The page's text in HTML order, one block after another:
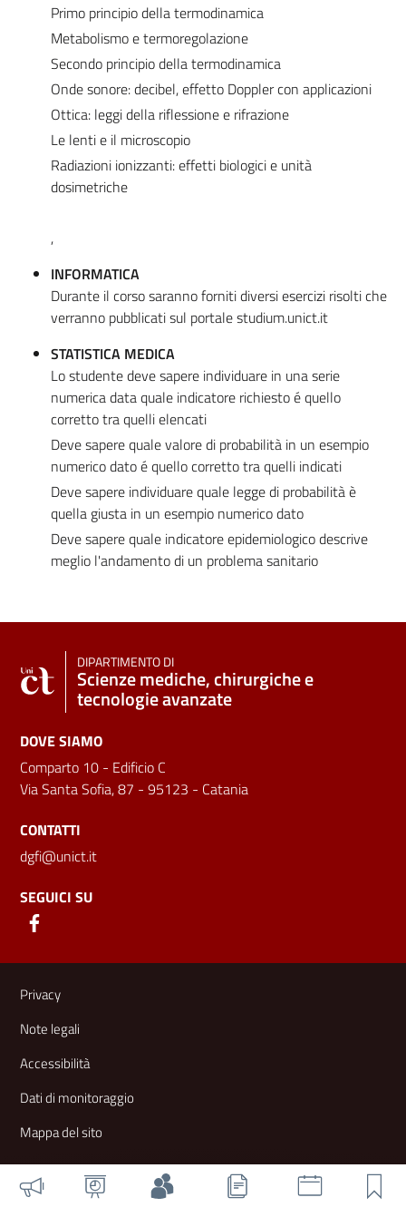
Primo principio della termodinamica
Metabolismo e termoregolazione
Secondo principio della termodinamica
Onde sonore: decibel, effetto Doppler con applicazioni
Ottica: leggi della riflessione e rifrazione
Le lenti e il microscopio
Radiazioni ionizzanti: effetti biologici e unità
dosimetriche
,
INFORMATICA
Durante il corso saranno forniti diversi esercizi risolti che
verranno pubblicati sul portale studium.unict.it
STATISTICA MEDICA
Lo studente deve sapere individuare in una serie
numerica data quale indicatore richiesto é quello
corretto tra quelli elencati
Deve sapere quale valore di probabilità in un esempio
numerico dato é quello corretto tra quelli indicati
Deve sapere individuare quale legge di probabilità è
quella giusta in un esempio numerico dato
Deve sapere quale indicatore epidemiologico descrive
meglio l'andamento di un problema sanitario
DIPARTIMENTO DI
Scienze mediche, chirurgiche e
tecnologie avanzate
DOVE SIAMO
Comparto 10 - Edificio C
Via Santa Sofia, 87 - 95123 - Catania
CONTATTI
dgfi@unict.it
SEGUICI SU
Link e informazioni utili
Privacy
Note legali
Accessibilità
Dati di monitoraggio
Mappa del sito